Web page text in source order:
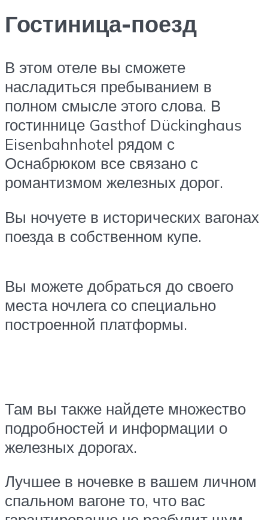
Гостиница-поезд
В этом отеле вы сможете
насладиться пребыванием в
полном смысле этого слова. В
гостиннице Gasthof Dückinghaus
Eisenbahnhotel рядом с
Оснабрюком все связано с
романтизмом железных дорог.
Вы ночуете в исторических вагонах
поезда в собственном купе.
Вы можете добраться до своего
места ночлега со специально
построенной платформы.
Там вы также найдете множество
подробностей и информации о
железных дорогах.
Лучшее в ночевке в вашем личном
спальном вагоне то, что вас